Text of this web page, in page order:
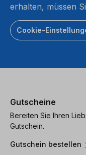
erhalten, müssen
Cookie-
Gutscheine
Bereiten Sie Ihren
Gutschein.
Gutschein bestellen